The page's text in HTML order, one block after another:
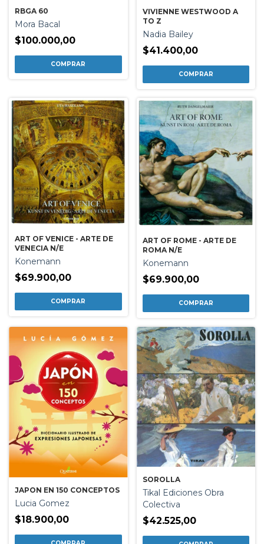
RBGA 60
Mora Bacal
$100.000,00
VIVIENNE WESTWOOD A
TO Z
Nadia Bailey
$41.400,00
ART OF VENICE - ARTE DE
VENECIA N/E
Konemann
$69.900,00
ART OF ROME - ARTE DE
ROMA N/E
Konemann
$69.900,00
JAPON EN 150 CONCEPTOS
Lucia Gomez
$18.900,00
SOROLLA
Tikal Ediciones Obra
Colectiva
$42.525,00